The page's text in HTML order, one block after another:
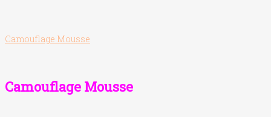
Camouflage Mousse
Camouflage Mousse